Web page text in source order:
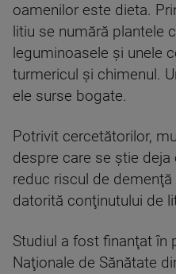
oamenilor este dieta.
litiu se numără plantele
leguminoasele şi unele
turmericul şi chimenul.
ele surse bogate.
Potrivit cercetătorilor,
despre care se ştie
reduc riscul de
datorită conţinutului de
Studiul a fost finanţat în
Naţionale de Sănătate